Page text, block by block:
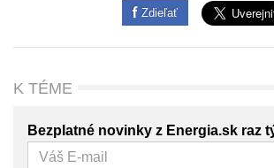
Zdieľať
K TÉME
Bezplatné novinky z Energia.sk raz